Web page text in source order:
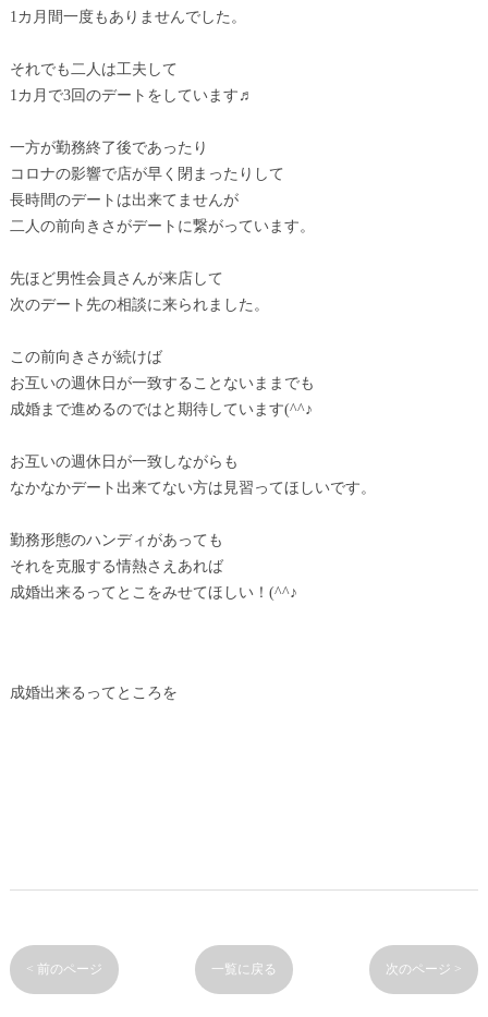
1カ月間一度もありませんでした。
それでも二人は工夫して
1カ月で3回のデートをしています♬
一方が勤務終了後であったり
コロナの影響で店が早く閉まったりして
長時間のデートは出来てませんが
二人の前向きさがデートに繋がっています。
先ほど男性会員さんが来店して
次のデート先の相談に来られました。
この前向きさが続けば
お互いの週休日が一致することないままでも
成婚まで進めるのではと期待しています(^^♪
お互いの週休日が一致しながらも
なかなかデート出来てない方は見習ってほしいです。
勤務形態のハンディがあっても
それを克服する情熱さえあれば
成婚出来るってとこをみせてほしい！(^^♪
成婚出来るってところを
< 前のページ 一覧に戻る 次のページ >